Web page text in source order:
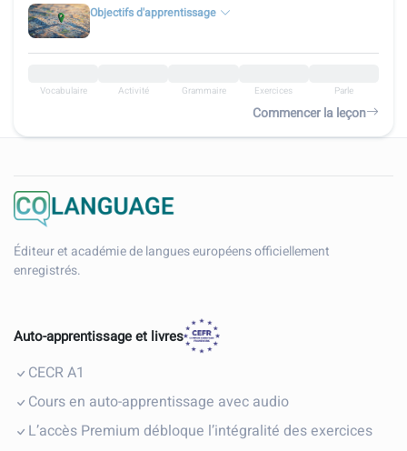
Objectifs d'apprentissage
Vocabulaire Activité Grammaire Exercices Parle
Commencer la leçon
Éditeur et académie de langues européens officiellement
enregistrés.
Auto-apprentissage et livres
CECR A1
Cours en auto-apprentissage avec audio
L’accès Premium débloque l’intégralité des exercices